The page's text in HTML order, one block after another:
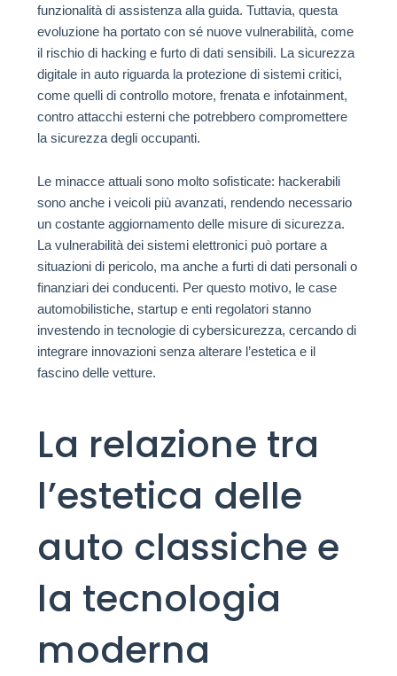
funzionalità di assistenza alla guida. Tuttavia, questa
evoluzione ha portato con sé nuove vulnerabilità, come
il rischio di hacking e furto di dati sensibili. La sicurezza
digitale in auto riguarda la protezione di sistemi critici,
come quelli di controllo motore, frenata e infotainment,
contro attacchi esterni che potrebbero compromettere
la sicurezza degli occupanti.
Le minacce attuali sono molto sofisticate: hackerabili
sono anche i veicoli più avanzati, rendendo necessario
un costante aggiornamento delle misure di sicurezza.
La vulnerabilità dei sistemi elettronici può portare a
situazioni di pericolo, ma anche a furti di dati personali o
finanziari dei conducenti. Per questo motivo, le case
automobilistiche, startup e enti regolatori stanno
investendo in tecnologie di cybersicurezza, cercando di
integrare innovazioni senza alterare l’estetica e il
fascino delle vetture.
La relazione tra
l’estetica delle
auto classiche e
la tecnologia
moderna